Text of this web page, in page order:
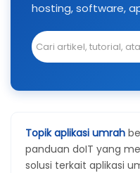
hosting, software,
Topik aplikasi umrah
panduan doIT yang
solusi terkait aplikasi